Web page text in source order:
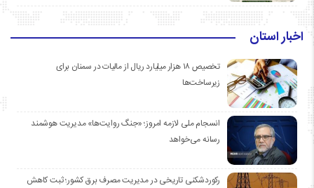
اخبار استان
تخصیص ۱۸ هزار میلیارد ریال از مالیات در سمنان برای
زیرساخت‌ها
انسجام ملی لازمه امروز؛ «جنگ روایت‌ها» مدیریت هوشمند
رسانه می‌خواهد
رکوردشکنی تاریخی در مدیریت مصرف برق کشور؛ ثبت کاهش